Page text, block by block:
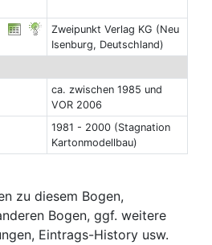
Zweipunkt Verlag KG (Neu
Isenburg, Deutschland)
ca. zwischen 1985 und
VOR 2006
1981 - 2000 (Stagnation
Kartonmodellbau)
zu diesem Bogen,
Bogen, ggf. weitere
Eintrags-History usw.